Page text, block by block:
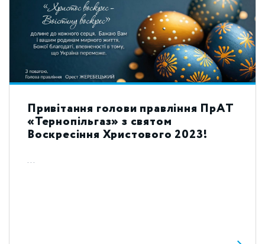
Привітання голови правління ПрАТ
«Тернопільгаз» з святом
Воскресіння Христового 2023!
...